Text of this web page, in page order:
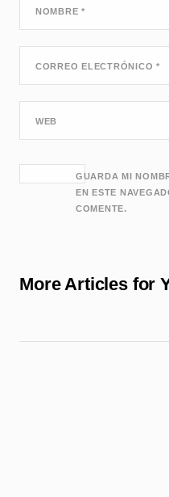
NOMBRE*
CORREO ELECTRÓNICO*
WEB
GUARDA MI
EN ESTE
COMENTE.
More Articles for